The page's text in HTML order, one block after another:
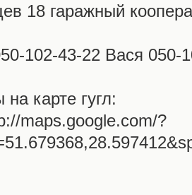
18 гаражный
102-43-22 Вася 050-
карте гугл:
maps.google.com/?